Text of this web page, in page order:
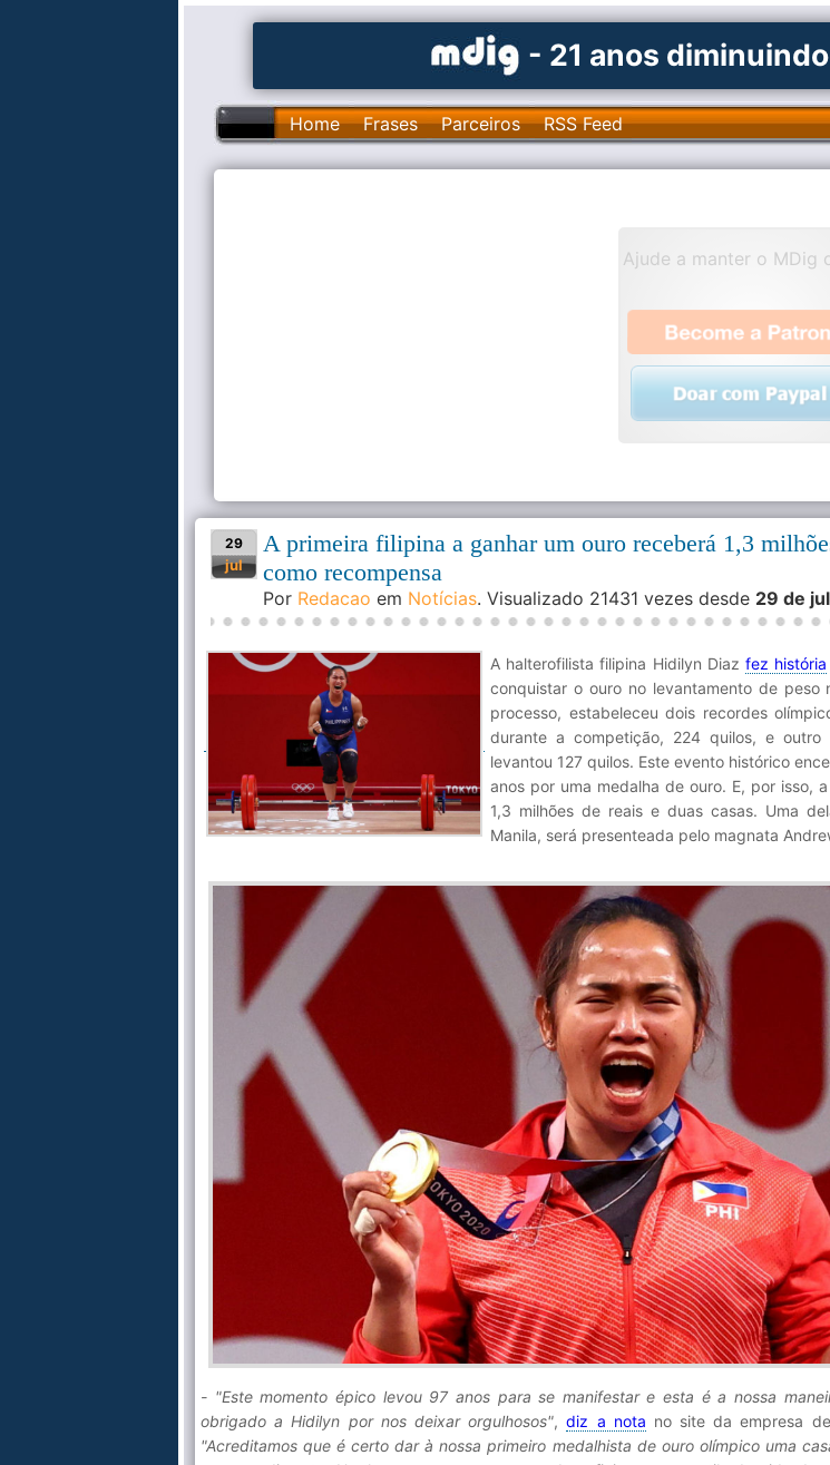
- 21 anos
Home Frases Parceiros RSS Feed
Ajude a manter o MDig
29
jul
A primeira filipina a ganhar um ouro receberá 1,3
como recompensa
Por Redacao em Notícias. Visualizado 21431 vezes desde 29 de
A halterofilista filipina Hidilyn Diaz fez história
conquistar o ouro no levantamento de
processo, estabeleceu dois recordes
durante a competição, 224 quilos, e outro
levantou 127 quilos. Este evento histórico
anos por uma medalha de ouro. E, por isso,
1,3 milhões de reais e duas casas. Uma
Manila, será presenteada pelo magnata
- "Este momento épico levou 97 anos para se manifestar e esta é a nossa
obrigado a Hidilyn por nos deixar orgulhosos",diz a nota no site da empresa
"Acreditamos que é certo dar à nossa primeiro medalhista de ouro olímpico uma